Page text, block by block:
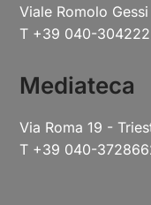
Viale Romolo
T +39 040-304222
Mediateca
Via Roma 19 -
T +39 040-